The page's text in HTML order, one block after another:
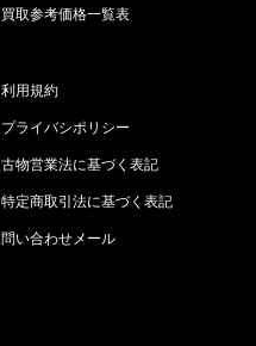
買取参考価格一覧表
利用規約
プライバシポリシー
古物営業法に基づく表記
特定商取引法に基づく表記
問い合わせメール